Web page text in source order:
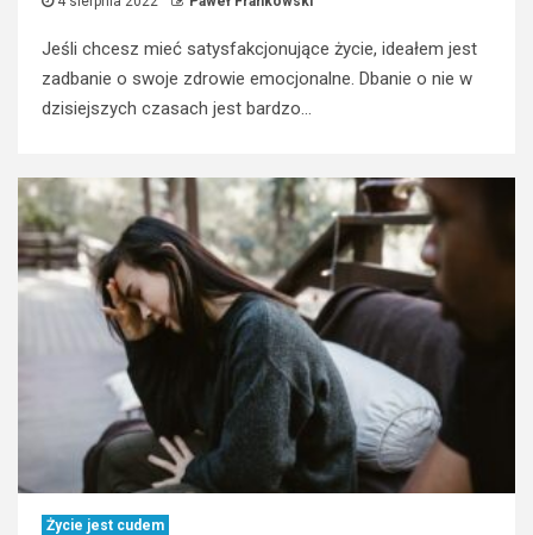
Jeśli chcesz mieć satysfakcjonujące życie, ideałem jest
zadbanie o swoje zdrowie emocjonalne. Dbanie o nie w
dzisiejszych czasach jest bardzo...
Życie jest cudem